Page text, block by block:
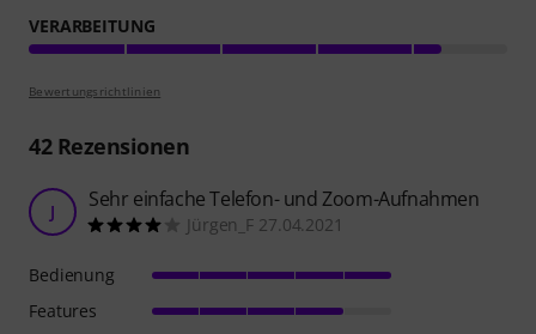
VERARBEITUNG
Bewertungsrichtlinien
42Rezensionen
J Sehr einfache Telefon- und Zoom-Aufnahmen
Jürgen_F 27.04.2021
Bedienung
Features